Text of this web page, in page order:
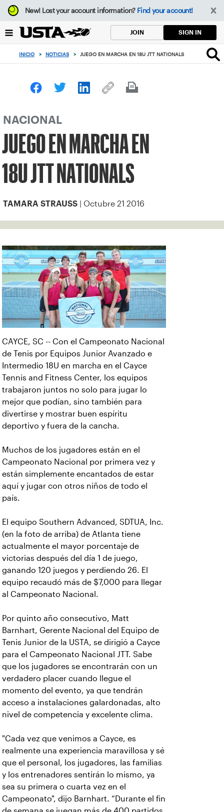
Enfoque
desde
botón
volver
principio
New!Lost your account information? Find your account!
JOIN SIGN IN
INICIO > NOTICIAS > JUEGO EN MARCHA EN 18U JTT NATIONALS
NACIONAL
JUEGO EN MARCHA EN
18U JTT NATIONALS
TAMARA STRAUSS | Octubre 21 2016
CAYCE, SC -- Con el Campeonato Nacional
de Tenis por Equipos Junior Avanzado e
Intermedio 18U en marcha en el Cayce
Tennis and Fitness Center, los equipos
trabajaron juntos no solo para jugar lo
mejor que podían, sino también para
divertirse y mostrar buen espíritu
deportivo y fuera de la cancha.
Muchos de los jugadores están en el
Campeonato Nacional por primera vez y
están simplemente encantados de estar
aquí y jugar con otros niños de todo el
país.
El equipo Southern Advanced, SDTUA, Inc.
(en la foto de arriba) de Atlanta tiene
actualmente el mayor porcentaje de
victorias después del día 1 de juego,
ganando 120 juegos y perdiendo 26. El
equipo recaudó más de $7,000 para llegar
al Campeonato Nacional.
Por quinto año consecutivo, Matt
Barnhart, Gerente Nacional del Equipo de
Tenis Junior de la USTA, se dirigió a Cayce
para el Campeonato Nacional JTT. Sabe
que los jugadores se encontrarán con un
verdadero placer cuando llegue el
momento del evento, ya que tendrán
acceso a instalaciones galardonadas, alto
nivel de competencia y excelente clima.
"Cada vez que venimos a Cayce, es
realmente una experiencia maravillosa y sé
que el personal, los jugadores, las familias
y los entrenadores sentirán lo mismo, ya
sea su primera o cuarta vez en el
Campeonato", dijo Barnhart. “Durante el fin